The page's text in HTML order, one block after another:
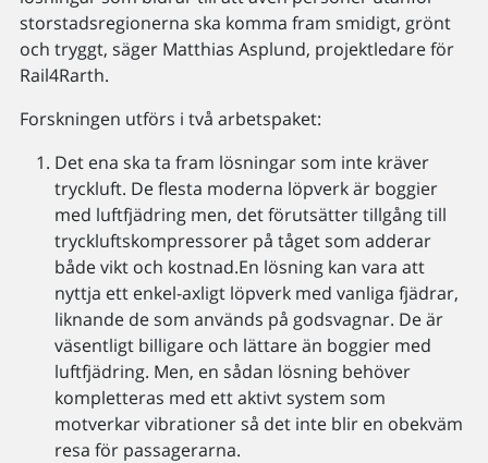
storstadsregionerna ska komma fram smidigt, grönt
och tryggt, säger Matthias Asplund, projektledare för
Rail4Rarth.
Forskningen utförs i två arbetspaket:
Det ena ska ta fram lösningar som inte kräver
tryckluft. De flesta moderna löpverk är boggier
med luftfjädring men, det förutsätter tillgång till
tryckluftskompressorer på tåget som adderar
både vikt och kostnad.En lösning kan vara att
nyttja ett enkel-axligt löpverk med vanliga fjädrar,
liknande de som används på godsvagnar. De är
väsentligt billigare och lättare än boggier med
luftfjädring. Men, en sådan lösning behöver
kompletteras med ett aktivt system som
motverkar vibrationer så det inte blir en obekväm
resa för passagerarna.